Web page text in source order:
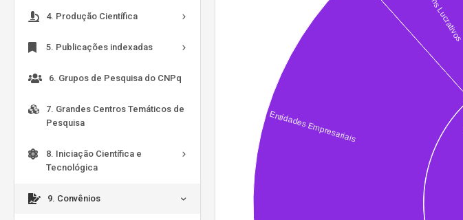
4. Produção Científica
5. Publicações indexadas
6. Grupos de Pesquisa do CNPq
7. Grandes Centros Temáticos de
Pesquisa
8. Iniciação Científica e
Tecnológica
9. Convênios